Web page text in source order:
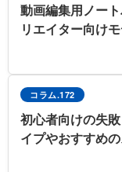
動画編集用ノー
リエイター向け
コラム.172
初心者向けの失
イプやおすすめ